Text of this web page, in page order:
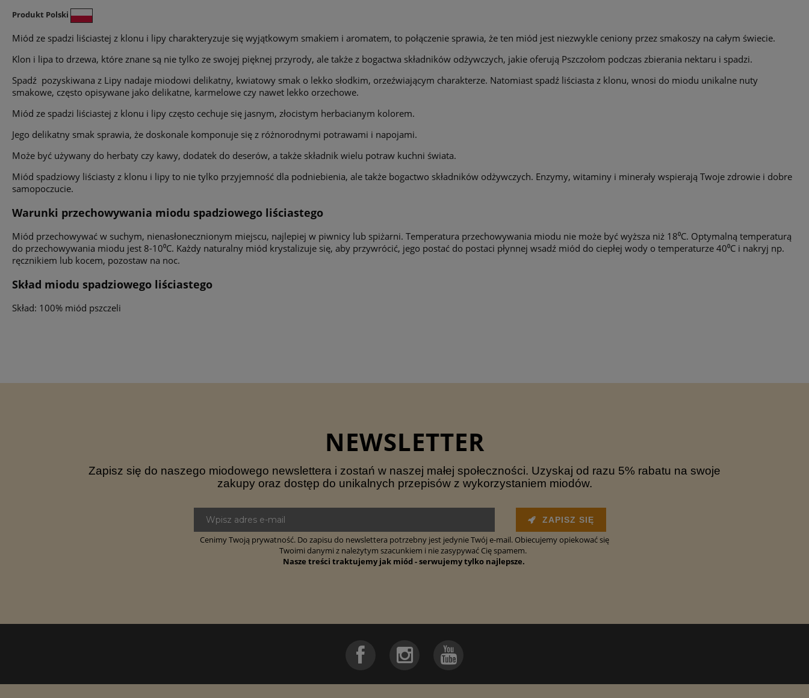
Produkt Polski
Miód ze spadzi liściastej z klonu i lipy charakteryzuje się wyjątkowym smakiem i aromatem, to połączenie sprawia, że ten miód jest niezwykle ceniony przez smakoszy na całym świecie.
Klon i lipa to drzewa, które znane są nie tylko ze swojej pięknej przyrody, ale także z bogactwa składników odżywczych, jakie oferują Pszczołom podczas zbierania nektaru i spadzi.
Spadź pozyskiwana z Lipy nadaje miodowi delikatny, kwiatowy smak o lekko słodkim, orzeźwiającym charakterze. Natomiast spadź liściasta z klonu, wnosi do miodu unikalne nuty
smakowe, często opisywane jako delikatne, karmelowe czy nawet lekko orzechowe.
Miód ze spadzi liściastej z klonu i lipy często cechuje się jasnym, złocistym herbacianym kolorem.
Jego delikatny smak sprawia, że doskonale komponuje się z różnorodnymi potrawami i napojami.
Może być używany do herbaty czy kawy, dodatek do deserów, a także składnik wielu potraw kuchni świata.
Miód spadziowy liściasty z klonu i lipy to nie tylko przyjemność dla podniebienia, ale także bogactwo składników odżywczych. Enzymy, witaminy i minerały wspierają Twoje zdrowie i dobre
samopoczucie.
Warunki przechowywania miodu spadziowego liściastego
Miód przechowywać w suchym, nienasłonecznionym miejscu, najlepiej w piwnicy lub spiżarni. Temperatura przechowywania miodu nie może być wyższa niż 18⁰C. Optymalną temperaturą
do przechowywania miodu jest 8-10⁰C. Każdy naturalny miód krystalizuje się, aby przywrócić, jego postać do postaci płynnej wsadź miód do ciepłej wody o temperaturze 40⁰C i nakryj np.
ręcznikiem lub kocem, pozostaw na noc.
Skład miodu spadziowego liściastego
Skład: 100% miód pszczeli
NEWSLETTER
Zapisz się do naszego miodowego newslettera i zostań w naszej małej społeczności. Uzyskaj od razu 5% rabatu na swoje
zakupy oraz dostęp do unikalnych przepisów z wykorzystaniem miodów.
ZAPISZ SIĘ
Cenimy Twoją prywatność. Do zapisu do newslettera potrzebny jest jedynie Twój e-mail. Obiecujemy opiekować się
Twoimi danymi z należytym szacunkiem i nie zasypywać Cię spamem.
Nasze treści traktujemy jak miód - serwujemy tylko najlepsze.